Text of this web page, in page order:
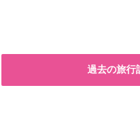
過去の旅行